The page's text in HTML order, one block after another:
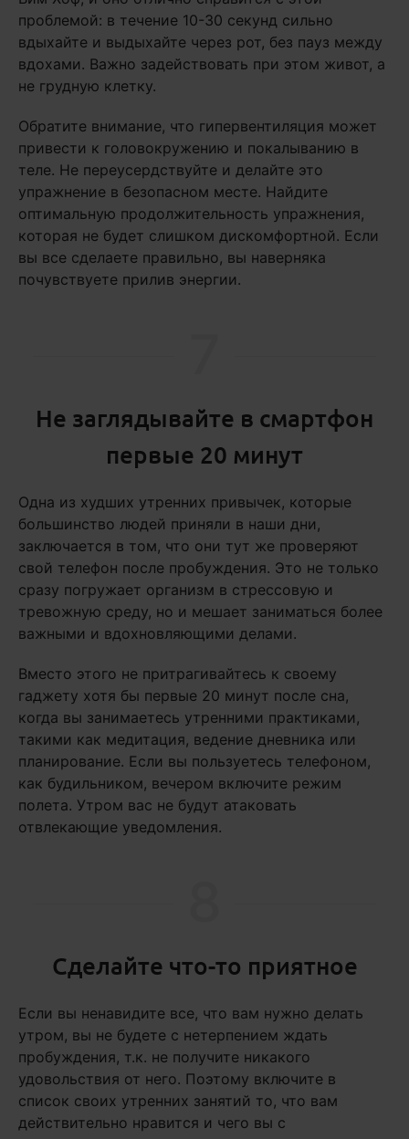
проблемой: в течение 10-30 секунд сильно
вдыхайте и выдыхайте через рот, без пауз между
вдохами. Важно задействовать при этом живот, а
не грудную клетку.
Обратите внимание, что гипервентиляция может
привести к головокружению и покалыванию в
теле. Не переусердствуйте и делайте это
упражнение в безопасном месте. Найдите
оптимальную продолжительность упражнения,
которая не будет слишком дискомфортной. Если
вы все сделаете правильно, вы наверняка
почувствуете прилив энергии.
Не заглядывайте в смартфон
первые 20 минут
Одна из худших утренних привычек, которые
большинство людей приняли в наши дни,
заключается в том, что они тут же проверяют
свой телефон после пробуждения. Это не только
сразу погружает организм в стрессовую и
тревожную среду, но и мешает заниматься более
важными и вдохновляющими делами.
Вместо этого не притрагивайтесь к своему
гаджету хотя бы первые 20 минут после сна,
когда вы занимаетесь утренними практиками,
такими как медитация, ведение дневника или
планирование. Если вы пользуетесь телефоном,
как будильником, вечером включите режим
полета. Утром вас не будут атаковать
отвлекающие уведомления.
Сделайте что-то приятное
Если вы ненавидите все, что вам нужно делать
утром, вы не будете с нетерпением ждать
пробуждения, т.к. не получите никакого
удовольствия от него. Поэтому включите в
список своих утренних занятий то, что вам
действительно нравится и чего вы с